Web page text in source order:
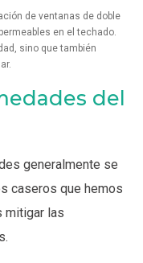
de ventanas de doble
en el techado.
sino que también
del
generalmente se
caseros que hemos
mitigar las